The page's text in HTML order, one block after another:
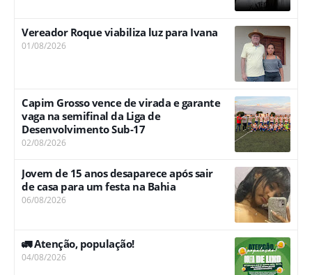
Vereador Roque viabiliza luz para Ivana
01/08/2026
Capim Grosso vence de virada e garante
vaga na semifinal da Liga de
Desenvolvimento Sub-17
02/08/2026
Jovem de 15 anos desaparece após sair
de casa para um festa na Bahia
06/08/2026
🚛 Atenção, população!
04/08/2026